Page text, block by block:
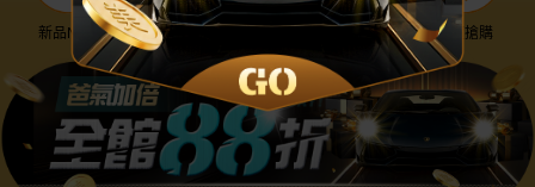
新品NEW 降價搶購